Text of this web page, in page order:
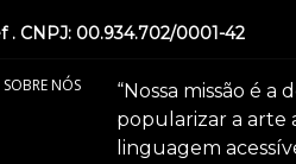
. CNPJ: 00.934.702/0001-42
SOBRE NÓS
“Nossa missão é
popularizar a arte
linguagem